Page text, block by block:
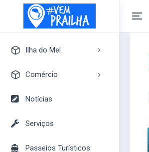
Ilha do Mel
A Ilha do Mel
Comércio
Pousadas
Casas
Notícias
Serviços
Passeios Turísticos